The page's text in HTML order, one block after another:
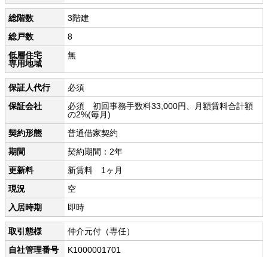
総階数
3階建
総戸数
8
低層住宅
専用地域
無
保証人代行
必須
保証会社
必須 初回事務手数料33,000円、月額賃料合計額
の2%(毎月)
契約形態
普通借家契約
期間
契約期間：2年
更新料
新賃料 1ヶ月
現況
空
入居時期
即時
取引態様
仲介元付（専任）
自社管理番号
K1000001701